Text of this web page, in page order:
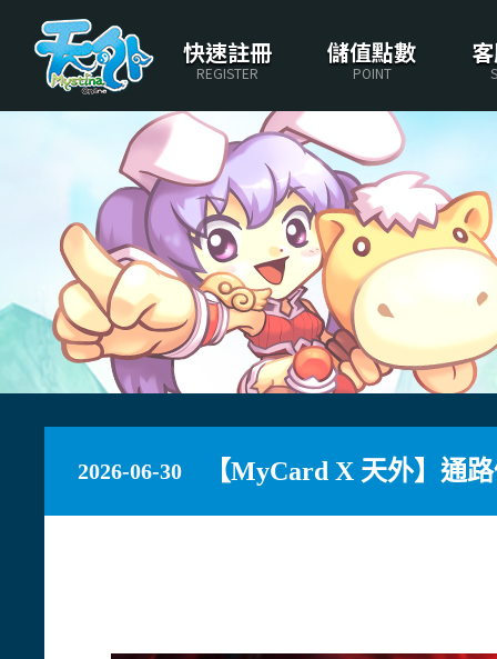
快速註冊
REGISTER
儲值點數
POINT
2026-06-30 【MyCard X 天外】通